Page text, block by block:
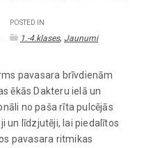
POSTED IN
1.-4.klases, Jaunumi
pavasara brīvdienām
ēkās Dakteru ielā un
no paša rīta pulcējās
un līdzjutēji, lai piedalītos
pavasara ritmikas